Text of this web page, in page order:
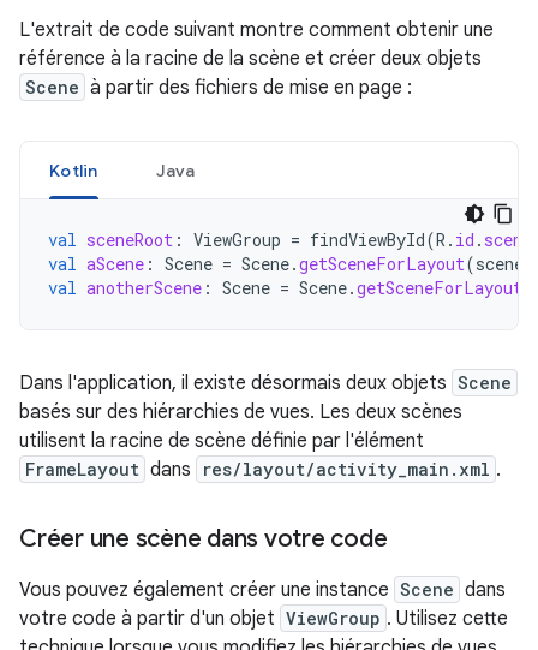
L'extrait de code suivant montre comment obtenir une
référence à la racine de la scène et créer deux objets
Scene à partir des fichiers de mise en page :
Kotlin Java
val sceneRoot : ViewGroup = findViewById(R . id .
val aScene : Scene = Scene.getSceneForLayout(
val anotherScene : Scene = Scene.getSceneForLayout
Dans l'application, il existe désormais deux objets Scene
basés sur des hiérarchies de vues. Les deux scènes
utilisent la racine de scène définie par l'élément
FrameLayout dans res/layout/activity_main.xml .
Créer une scène dans votre code
Vous pouvez également créer une instance Scene dans
votre code à partir d'un objet ViewGroup . Utilisez cette